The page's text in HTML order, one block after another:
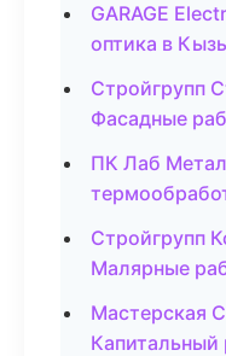
GARAGE
оптика в
Стройгрупп
Фасадные
ПК Лаб
Стройгрупп
Малярные
Мастерская
Капитальный